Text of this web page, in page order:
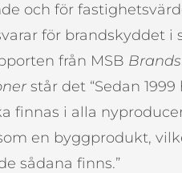
och för
för brandskyddet
från MSB
står det “Sedan
finnas i alla
en byggprodukt,
sådana finns.”